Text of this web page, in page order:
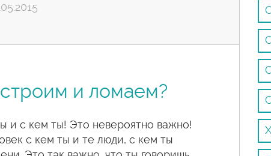
и ломаем?
и с кем ты! Это невероятно важно!
с кем ты и те люди, с кем ты